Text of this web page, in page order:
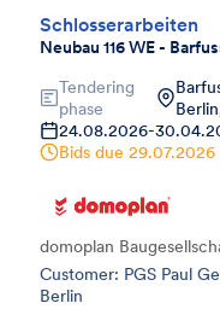
Schlosserarbeiten
Neubau 116 WE -
Tendering
phase
24.08.2026-
Bids due 29.07.2026
domoplan
Customer: PGS Paul
Berlin